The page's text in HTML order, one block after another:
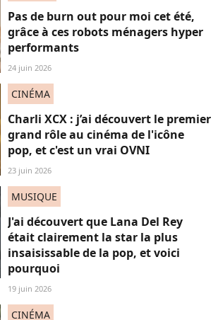
Pas de burn out pour moi cet été,
grâce à ces robots ménagers hyper
performants
24 juin 2026
CINÉMA
Charli XCX : j’ai découvert le premier
grand rôle au cinéma de l'icône
pop, et c'est un vrai OVNI
23 juin 2026
MUSIQUE
J'ai découvert que Lana Del Rey
était clairement la star la plus
insaisissable de la pop, et voici
pourquoi
19 juin 2026
CINÉMA